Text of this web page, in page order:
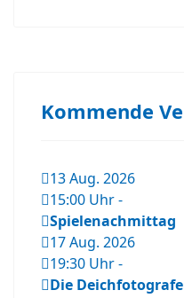
Kommende
13 Aug. 2026
15:00 Uhr-
Spielenachmittag
17 Aug. 2026
19:30 Uhr-
Die